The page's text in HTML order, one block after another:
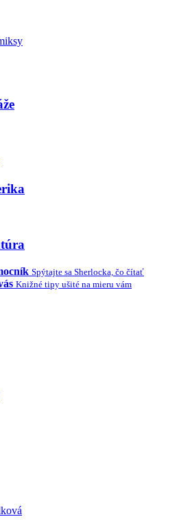
Spýtajte sa Sherlocka, čo čítať
Knižné tipy ušité na mieru vám